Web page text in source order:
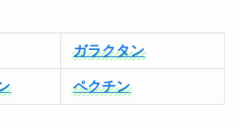
ガラクタン
ペクチン